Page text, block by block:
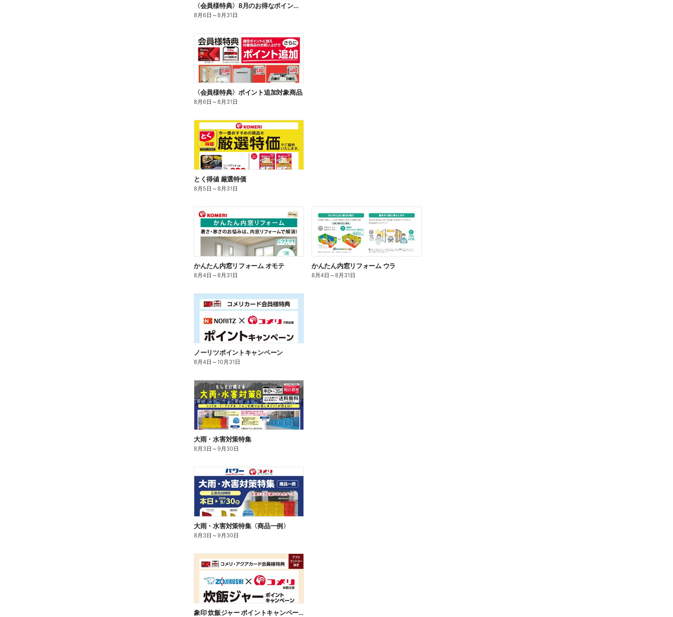
〈会員様特典〉8月のお得なポイントキャンペーン
8月6日 ～8月31日
〈会員様特典〉ポイント追加対象商品
8月6日 ～8月31日
とく得値 厳選特価
8月5日 ～8月31日
かんたん内窓リフォーム オモテ
8月4日 ～8月31日
かんたん内窓リフォーム ウラ
8月4日 ～8月31日
ノーリツポイントキャンペーン
8月4日 ～10月31日
大雨・水害対策特集
8月3日 ～9月30日
大雨・水害対策特集〈商品一例〉
8月3日 ～9月30日
象印 炊飯ジャー ポイントキャンペーン